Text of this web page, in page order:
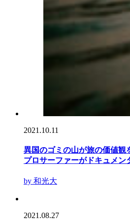
2021.10.11
異国のゴミの山が旅の価値観
プロサーファーがドキュメン
by 和光大
2021.08.27